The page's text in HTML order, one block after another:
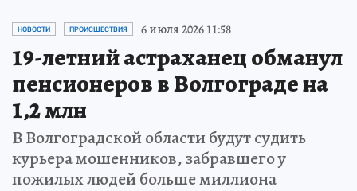
НОВОСТИ ПРОИСШЕСТВИЯ 6 июля 2026 11:58
19-летний астраханец обманул
пенсионеров в Волгограде на
1,2 млн
В Волгоградской области будут судить
курьера мошенников, забравшего у
пожилых людей больше миллиона